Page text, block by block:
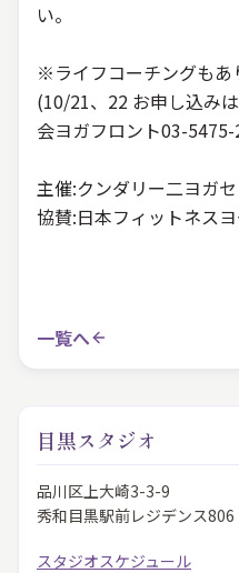
い。
※ライフコーチングもあ
(10/21、22 お申し込み
会ヨガフロント03-
主催:クンダリー二ヨガ
協賛:日本フィットネス
一覧へ
目黒スタジオ
品川区上大崎3-3-9
秀和目黒駅前レジデンス806
スタジオスケジュール